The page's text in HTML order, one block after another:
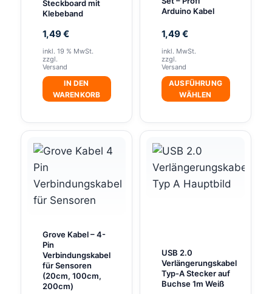
Produktseite
gewählt
werden
Steckboard mit
Klebeband
1,49€
inkl. 19 % MwSt.
zzgl.
Versand
IN DEN
WARENKORB
Arduino Kabel
1,49€
inkl. MwSt.
zzgl.
Versand
AUSFÜHRUNG
WÄHLEN
Produkt
weist
mehrere
Varianten
auf.
auf
der
Produktseite
Grove Kabel – 4-
Pin
Verbindungskabel
für Sensoren
(20cm, 100cm,
200cm)
USB 2.0
Verlängerungskabel
Typ-A Stecker auf
Buchse 1m Weiß